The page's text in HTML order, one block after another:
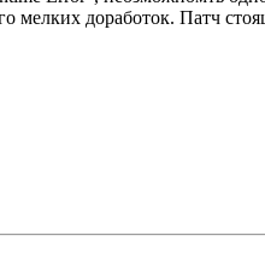
доработок. Патч